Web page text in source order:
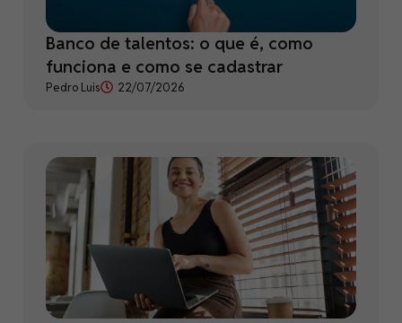
Banco de talentos: o que é, como
funciona e como se cadastrar
Pedro Luis 22/07/2026